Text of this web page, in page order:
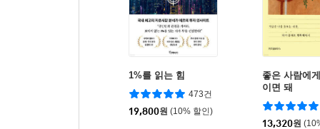
1%를 읽는 힘
473건
19,800원 (10% 할인)
좋은 사람에
이면 돼
13,320원